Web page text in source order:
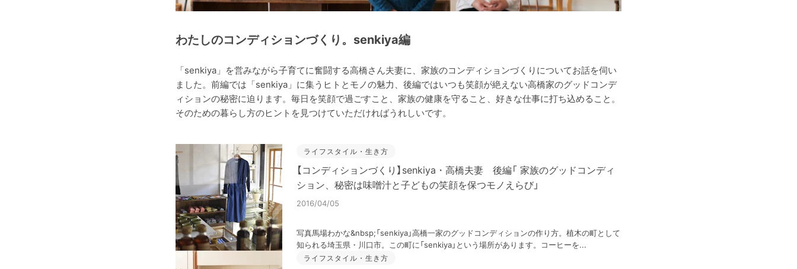
わたしのコンディションづくり。senkiya編
「senkiya」を営みながら子育てに奮闘する高橋さん夫妻に、家族のコンディションづくりについてお話を伺い
ました。前編では「senkiya」に集うヒトとモノの魅力、後編ではいつも笑顔が絶えない高橋家のグッドコンデ
ィションの秘密に迫ります。毎日を笑顔で過ごすこと、家族の健康を守ること、好きな仕事に打ち込めること。
そのための暮らし方のヒントを見つけていただければうれしいです。
ライフスタイル・生き方
【コンディションづくり】senkiya・高橋夫妻 後編「 家族のグッドコンディ
ション、秘密は味噌汁と子どもの笑顔を保つモノえらび」
2016/04/05
写真馬場わかな&nbsp;「senkiya」高橋一家のグッドコンディションの作り方。植木の町として
知られる埼玉県・川口市。この町に「senkiya」という場所があります。コーヒーを...
ライフスタイル・生き方